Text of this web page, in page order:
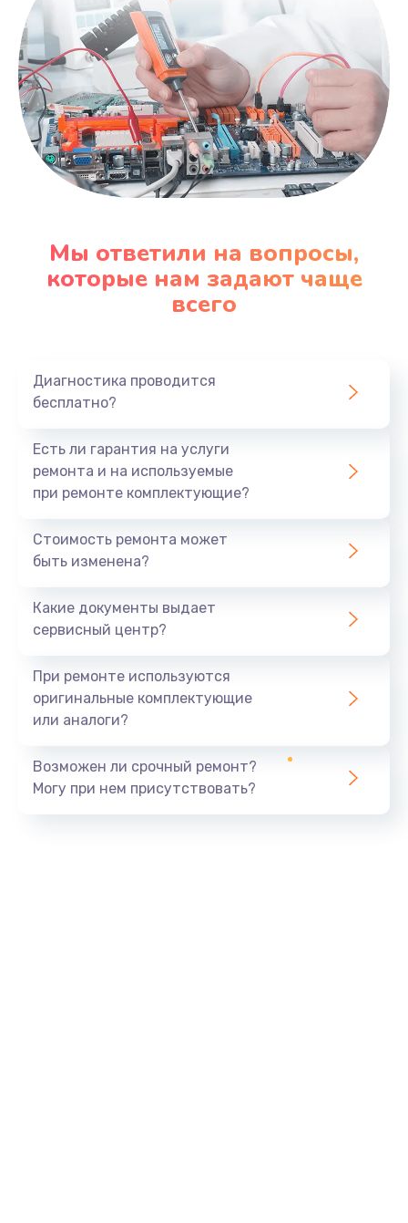
Мы ответили на вопросы,
которые нам задают чаще
всего
Диагностика проводится
бесплатно?
Есть ли гарантия на услуги
ремонта и на используемые
при ремонте комплектующие?
Стоимость ремонта может
быть изменена?
Какие документы выдает
сервисный центр?
При ремонте используются
оригинальные комплектующие
или аналоги?
Возможен ли срочный ремонт?
Могу при нем присутствовать?